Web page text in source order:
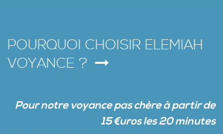
POURQUOI CHOISIR ELEMIAH
VOYANCE ?
Pour notre voyancepaschère à partir de
15 €uros les 20 minutes